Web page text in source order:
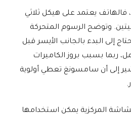
فالهاتف يعتمد على هيكل ثلاثي
وتوضح الرسوم المتحركة
إلى البدء بالجانب الأيسر قبل
ربما بسبب بروز الكاميرات
إلى أن سامسونغ تعطي أولوية
المركزية يمكن استخدامها